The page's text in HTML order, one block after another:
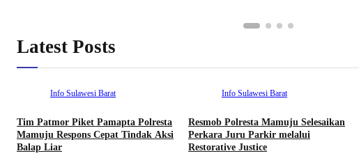
Latest Posts
Info Sulawesi Barat
Tim Patmor Piket Pamapta Polresta
Mamuju Respons Cepat Tindak Aksi
Balap Liar
Info Sulawesi Barat
Resmob Polresta Mamuju Selesaikan
Perkara Juru Parkir melalui
Restorative Justice